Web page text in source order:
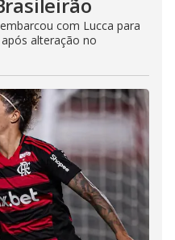
com Lucca para
alteração no